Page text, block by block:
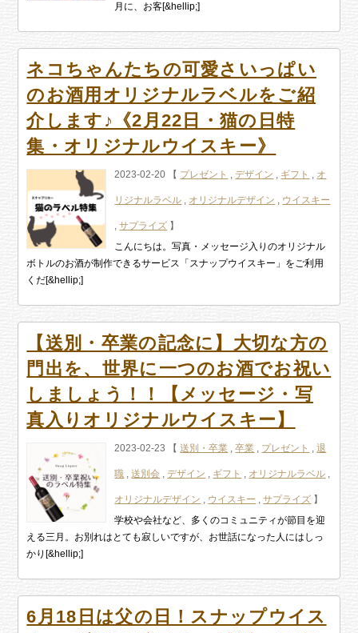
月に、お客[&hellip;]
ネコちゃんたちの可愛さいっぱい
のお酒用オリジナルラベルをご紹
介します♪《2月22日・猫の日特
集・オリジナルウイスキー》
2023-02-20 【 プレゼント ,デザイン , ギフト , オ
リジナルラベル , オリジナルデザイン , ウイスキー
,サプライズ 】
こんにちは。写真・メッセージ入りのオリジナル
ボトルのお酒が制作できるサービス「スナップウイスキー」をご利用
くだ[&hellip;]
【送別・卒業の記念に】大切な方の
門出を、世界に一つのお酒でお祝い
しましょう！！【メッセージ・写
真入りオリジナルウイスキー】
2023-02-23 【送別・卒業 ,卒業 , プレゼント ,退
職 ,送別会 ,デザイン , ギフト , オリジナルラベル ,
オリジナルデザイン , ウイスキー ,サプライズ 】
学校や会社など、多くのコミュニティが節目を迎
える三月。お別れはとても寂しいですが、お世話になった人にはしっ
かり[&hellip;]
6月18日は父の日！スナップウイス